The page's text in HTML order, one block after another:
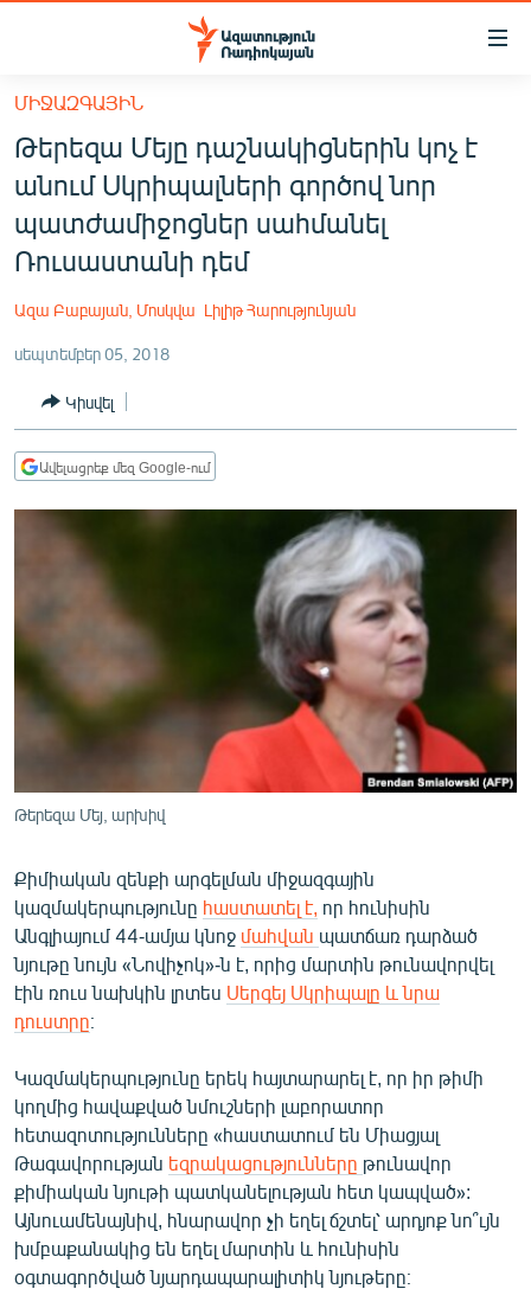
Մատչելիության
հիմնական
բովանդակությանը
Անցնել
հիմնական
մենյուին
Որոնում
ՀԱՅԱՍՏԱՆ
ՔԱՂԱՔԱԿԱՆ
ԸՆՏՐՈՒԹՅՈՒՆՆԵՐ 2026
ՊԱՏԵՐԱԶՄԻ 6 ՇԱԲԱԹՆԵՐԸ
ՏԱՐԱԾԱՇՐՋԱՆ
ՄԻՋԱԶԳԱՅԻՆ
ՄՇԱԿՈՒՅԹ
ՍՊՈՐՏ
ՄԵԿՆԱԲԱՆՈՒԹՅՈՒՆ
ՏՏ ԵՒ ԻՆՏԵՐՆԵՏ
ԱՐԽԻՎ
ԲԱՆԱՎԵՃ
ՁԳՏԵԼՈՎ ԼԱՎԱԳՈՒՅՆԻՆ
ՓՈԴՔԱՍԹ
Հայերեն
English
Русский
ՀԵՏԵՎԵՔ ՄԵԶ
ՄԻՋԱԶԳԱՅԻՆ
Թերեզա Մեյը դաշնակիցներին կոչ է
անում Սկրիպալների գործով նոր
պատժամիջոցներ սահմանել
Ռուսաստանի դեմ
Ազա Բաբայան, Մոսկվա Լիլիթ Հարությունյան
սեպտեմբեր 05, 2018
Կիսվել
Ավելացրեք մեզ Google-ում
Թերեզա Մեյ, արխիվ
Քիմիական զենքի արգելման միջազգային
կազմակերպությունը հաստատել է, որ հունիսին
Անգլիայում 44-ամյա կնոջ մահվան պատճառ դարձած
նյութը նույն «Նովիչոկ»-ն է, որից մարտին թունավորվել
էին ռուս նախկին լրտես Սերգեյ Սկրիպալը և նրա
դուստրը։
Կազմակերպությունը երեկ հայտարարել է, որ իր թիմի
կողմից հավաքված նմուշների լաբորատոր
հետազոտությունները «հաստատում են Միացյալ
Թագավորության եզրակացությունները թունավոր
քիմիական նյութի պատկանելության հետ կապված»:
Այնուամենայնիվ, հնարավոր չի եղել ճշտել՝ արդյոք նո՞ւյն
խմբաքանակից են եղել մարտին և հունիսին
օգտագործված նյարդապարալիտիկ նյութերը։